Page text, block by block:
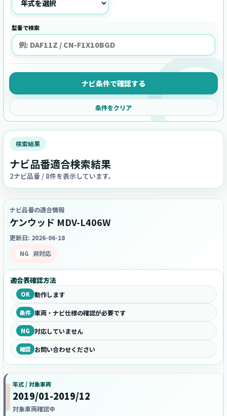
型番で検索
ナビ条件で確認する
条件をクリア
検索結果
ナビ品番適合検索結果
2ナビ品番 / 8件を表示しています。
ナビ品番の適合情報
ケンウッド MDV-L406W
更新日: 2026-06-18
NG 非対応
適合表確認方法
OK 動作します
条件 車両・ナビ仕様の確認が必要です
NG 対応していません
確認 お問い合わせください
年式 / 対象車両
2019/01-2019/12
対象車両確認中